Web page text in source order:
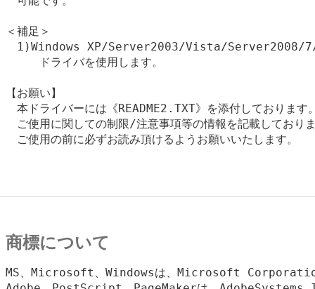
＜補足＞
1)Windows XP/Server2003/Vista/Server2008/7/
ドライバを使用します。
【お願い】
本ドライバーには《README2.TXT》を添付しております
ご使用に関しての制限/注意事項等の情報を記載しており
ご使用の前に必ずお読み頂けるようお願いいたします。
商標について
MS、Microsoft、Windowsは、Microsoft Corporation